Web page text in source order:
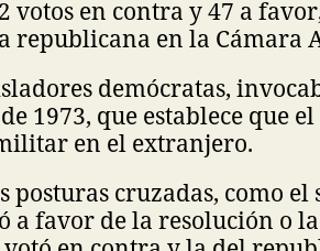
votos en contra y 47 a
republicana en la Cámara
demócratas,
1973, que establece que el
en el extranjero.
cruzadas, como el
a favor de la resolución o